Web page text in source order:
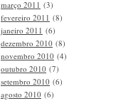
março 2011 (3)
fevereiro 2011 (8)
janeiro 2011 (6)
dezembro 2010 (8)
novembro 2010 (4)
outubro 2010 (7)
setembro 2010 (6)
agosto 2010 (6)